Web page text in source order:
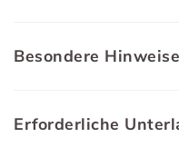
Besondere Hinweise
Erforderliche